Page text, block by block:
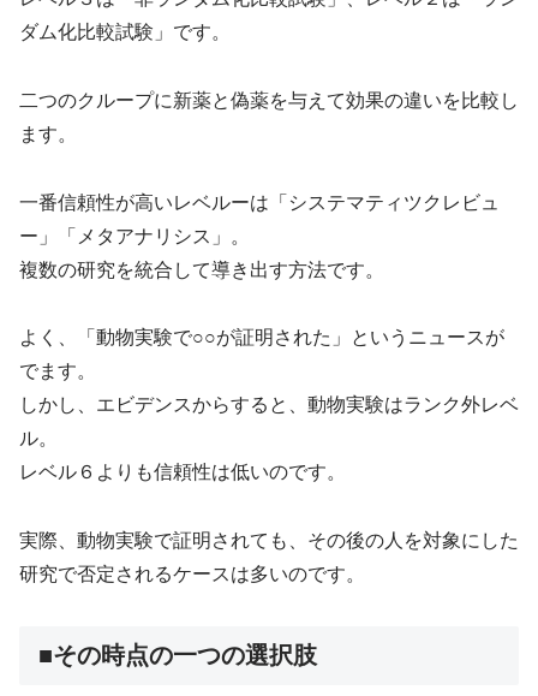
ダム化比較試験」です。
二つのクループに新薬と偽薬を与えて効果の違いを比較し
ます。
一番信頼性が高いレベルーは「システマティツクレビュ
ー」「メタアナリシス」。
複数の研究を統合して導き出す方法です。
よく、「動物実験で○○が証明された」というニュースが
でます。
しかし、エビデンスからすると、動物実験はランク外レベ
ル。
レベル６よりも信頼性は低いのです。
実際、動物実験で証明されても、その後の人を対象にした
研究で否定されるケースは多いのです。
■その時点の一つの選択肢